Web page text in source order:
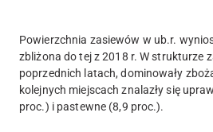
Powierzchnia zasiewów w ub.r.
zbliżona do tej z 2018 r. W strukturze
poprzednich latach, dominowały
kolejnych miejscach znalazły się
proc.) i pastewne (8,9 proc.).